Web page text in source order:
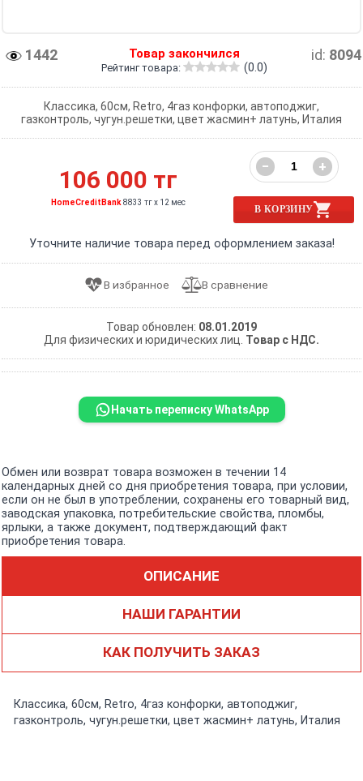
1442 id: 8094
Товар закончился
Рейтинг товара: (0.0)
Классика, 60см, Retro, 4газ конфорки, автоподжиг,
газконтроль, чугун.решетки, цвет жасмин+ латунь, Италия
106 000 тг
HomeCreditBank8833 тг x 12 мес
− +
В КОРЗИНУ
Уточните наличие товара перед оформлением заказа!
Товар обновлен: 08.01.2019
Для физических и юридических лиц. Товар с НДС.
Начать переписку WhatsApp
Обмен или возврат товара возможен в течении 14
календарных дней со дня приобретения товара, при условии,
если он не был в употреблении, сохранены его товарный вид,
заводская упаковка, потребительские свойства, пломбы,
ярлыки, а также документ, подтверждающий факт
приобретения товара.
ОПИСАНИЕ
НАШИ ГАРАНТИИ
КАК ПОЛУЧИТЬ ЗАКАЗ
Классика, 60см, Retro, 4газ конфорки, автоподжиг,
газконтроль, чугун.решетки, цвет жасмин+ латунь, Италия